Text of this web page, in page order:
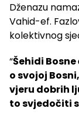
Dženazu
Vahid-ef.
kolektivnog
“Šehidi
o svojoj
vjeru dobrih
to svjedočiti